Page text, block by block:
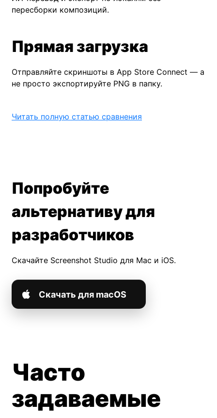
пересборки композиций.
Прямая загрузка
Отправляйте скриншоты в App Store Connect — а
не просто экспортируйте PNG в папку.
Читать полную статью сравнения
Попробуйте
альтернативу для
разработчиков
Скачайте Screenshot Studio для Mac и iOS.
Скачать для macOS
Часто
задаваемые